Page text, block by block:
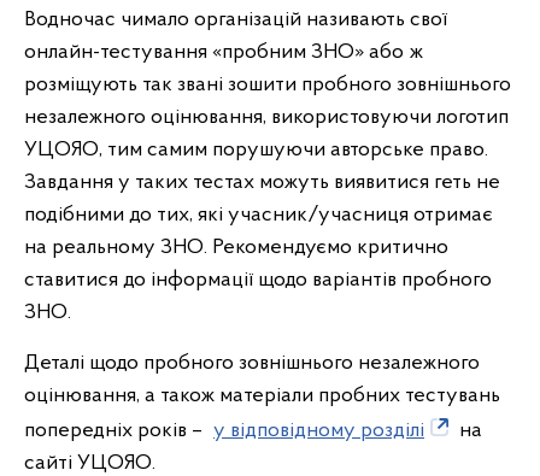
Водночас чимало організацій називають свої
онлайн-тестування «пробним ЗНО» або ж
розміщують так звані зошити пробного зовнішнього
незалежного оцінювання, використовуючи логотип
УЦОЯО, тим самим порушуючи авторське право.
Завдання у таких тестах можуть виявитися геть не
подібними до тих, які учасник/учасниця отримає
на реальному ЗНО. Рекомендуємо критично
ставитися до інформації щодо варіантів пробного
ЗНО.
Деталі щодо пробного зовнішнього незалежного
оцінювання, а також матеріали пробних тестувань
попередніх років – у відповідному розділі
на
сайті УЦОЯО.